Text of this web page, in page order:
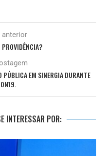
anterior
PROVIDÊNCIA?
PÚBLICA EM SINERGIA DURANTE
INTERESSAR POR: